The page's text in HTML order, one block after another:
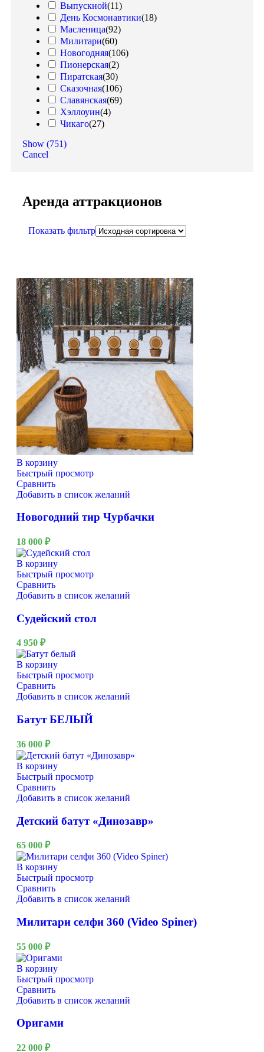
Выпускной(11)
День Космонавтики(18)
Масленица(92)
Милитари(60)
Новогодняя(106)
Пионерская(2)
Пиратская(30)
Сказочная(106)
Славянская(69)
Хэллоуин(4)
Чикаго(27)
Show (751)
Cancel
Аренда аттракционов
Показать фильтр
В корзину
Быстрый просмотр
Сравнить
Добавить в список желаний
Новогодний тир Чурбачки
18 000 ₽
В корзину
Быстрый просмотр
Сравнить
Добавить в список желаний
Судейский стол
4 950 ₽
В корзину
Быстрый просмотр
Сравнить
Добавить в список желаний
Батут БЕЛЫЙ
36 000 ₽
В корзину
Быстрый просмотр
Сравнить
Добавить в список желаний
Детский батут «Динозавр»
65 000 ₽
В корзину
Быстрый просмотр
Сравнить
Добавить в список желаний
Милитари селфи 360 (Video Spiner)
55 000 ₽
В корзину
Быстрый просмотр
Сравнить
Добавить в список желаний
Оригами
22 000 ₽